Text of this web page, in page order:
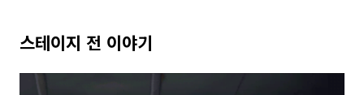
스테이지 전 이야기